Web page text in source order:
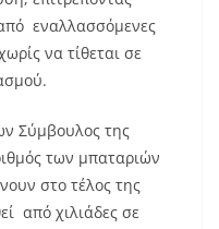
εναλλασσόμενες
να τίθεται σε
Σύμβουλος της
των μπαταριών
στο τέλος της
από χιλιάδες σε